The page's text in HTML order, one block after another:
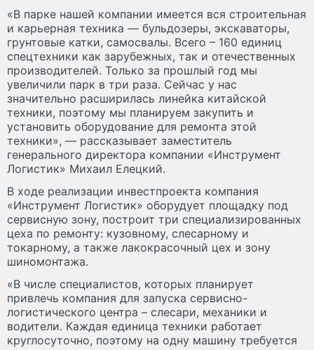
«В парке нашей компании имеется вся строительная
и карьерная техника — бульдозеры, экскаваторы,
грунтовые катки, самосвалы. Всего – 160 единиц
спецтехники как зарубежных, так и отечественных
производителей. Только за прошлый год мы
увеличили парк в три раза. Сейчас у нас
значительно расширилась линейка китайской
техники, поэтому мы планируем закупить и
установить оборудование для ремонта этой
техники», — рассказывает заместитель
генерального директора компании «Инструмент
Логистик» Михаил Елецкий.
В ходе реализации инвестпроекта компания
«Инструмент Логистик» оборудует площадку под
сервисную зону, построит три специализированных
цеха по ремонту: кузовному, слесарному и
токарному, а также лакокрасочный цех и зону
шиномонтажа.
«В числе специалистов, которых планирует
привлечь компания для запуска сервисно-
логистического центра – слесари, механики и
водители. Каждая единица техники работает
круглосуточно, поэтому на одну машину требуется